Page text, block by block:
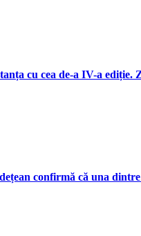
cu cea de-a IV-a ediție.
confirmă că una